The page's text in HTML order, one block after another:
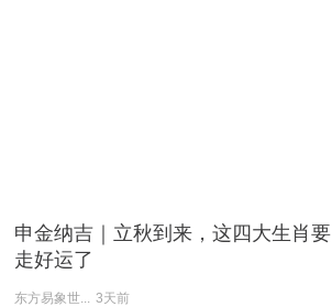
申金纳吉｜立秋到来，这四大生肖要
走好运了
东方易象世... 3天前